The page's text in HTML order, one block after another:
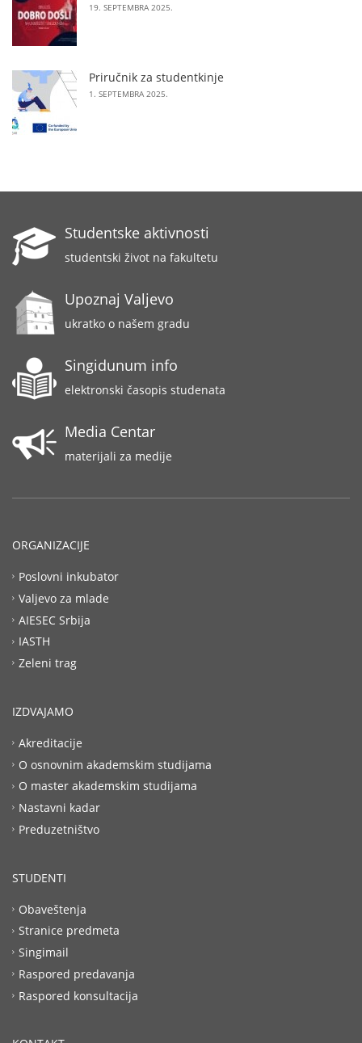
19. SEPTEMBRA 2025.
Priručnik za studentkinje
1. SEPTEMBRA 2025.
Studentske aktivnosti
studentski život na fakultetu
Upoznaj Valjevo
ukratko o našem gradu
Singidunum info
elektronski časopis studenata
Media Centar
materijali za medije
ORGANIZACIJE
Poslovni inkubator
Valjevo za mlade
AIESEC Srbija
IASTH
Zeleni trag
IZDVAJAMO
Akreditacije
O osnovnim akademskim studijama
O master akademskim studijama
Nastavni kadar
Preduzetništvo
STUDENTI
Obaveštenja
Stranice predmeta
Singimail
Raspored predavanja
Raspored konsultacija